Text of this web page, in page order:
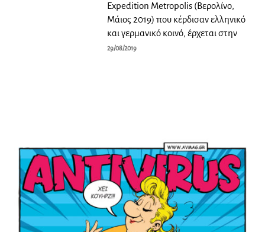
Expedition Metropolis (Βερολίνο,
Μάιος 2019) που κέρδισαν ελληνικό
και γερμανικό κοινό, έρχεται στην
29/08/2019